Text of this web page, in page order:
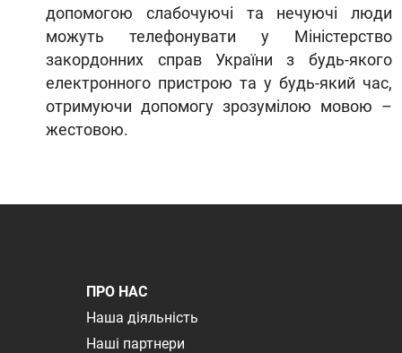
допомогою слабочуючі та нечуючі люди
можуть телефонувати у Міністерство
закордонних справ України з будь-якого
електронного пристрою та у будь-який час,
отримуючи допомогу зрозумілою мовою –
жестовою.
ПРО НАС
Наша діяльність
Наші партнери